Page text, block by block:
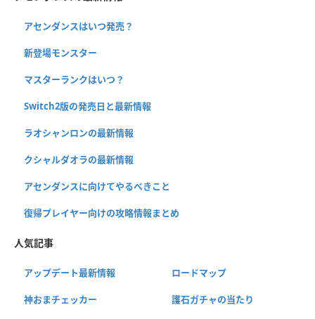
アセンダンスはいつ発売？
新登場モンスター
マスターランクはいつ？
Switch2版の発売日と最新情報
ラオシャンロンの最新情報
クシャルダオラの最新情報
アセンダンスに向けてやるべきこと
復帰プレイヤー向けの攻略情報まとめ
人気記事
アップデート最新情報 ロードマップ
神おまチェッカー 護石ガチャの当たり